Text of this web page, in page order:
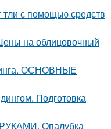
тли с помощью средств
на облицовочный
ОСНОВНЫЕ
Подготовка
Опалубка